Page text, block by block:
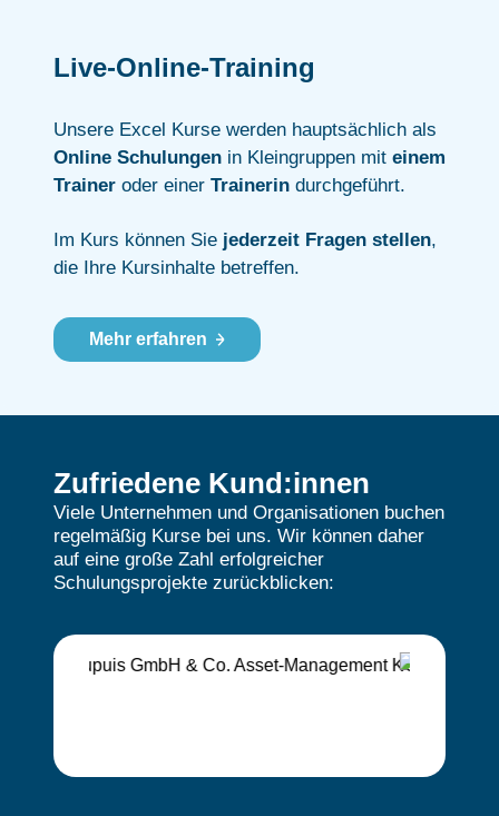
Live-Online-Training
Unsere Excel Kurse werden hauptsächlich als
Online Schulungen in Kleingruppen mit einem
Trainer oder einer Trainerin durchgeführt.
Im Kurs können Sie jederzeit Fragen stellen,
die Ihre Kursinhalte betreffen.
Mehr erfahren
Zufriedene Kund:innen
Viele Unternehmen und Organisationen buchen
regelmäßig Kurse bei uns. Wir können daher
auf eine große Zahl erfolgreicher
Schulungsprojekte zurückblicken: